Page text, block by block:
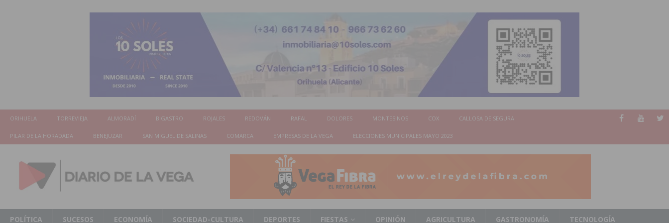
ORIHUELA TORREVIEJA ALMORADÍ BIGASTRO ROJALES REDOVÁN RAFAL DOLORES MONTESINOS COX CALLOSA DE SEGURA
PILAR DE LA HORADADA BENEJUZAR SAN MIGUEL DE SALINAS COMARCA EMPRESAS DE LA VEGA ELECCIONES MUNICIPALES MAYO 2023
POLÍTICA SUCESOS ECONOMÍA SOCIEDAD-CULTURA DEPORTES FIESTAS OPINIÓN AGRICULTURA GASTRONOMÍA TECNOLOGÍA